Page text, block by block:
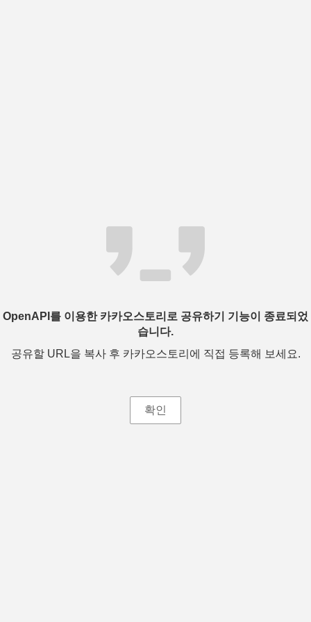
OpenAPI를 이용한 카카오스토리로 공유하기 기능이 종료되었
습니다.
공유할 URL을 복사 후 카카오스토리에 직접 등록해 보세요.
확인